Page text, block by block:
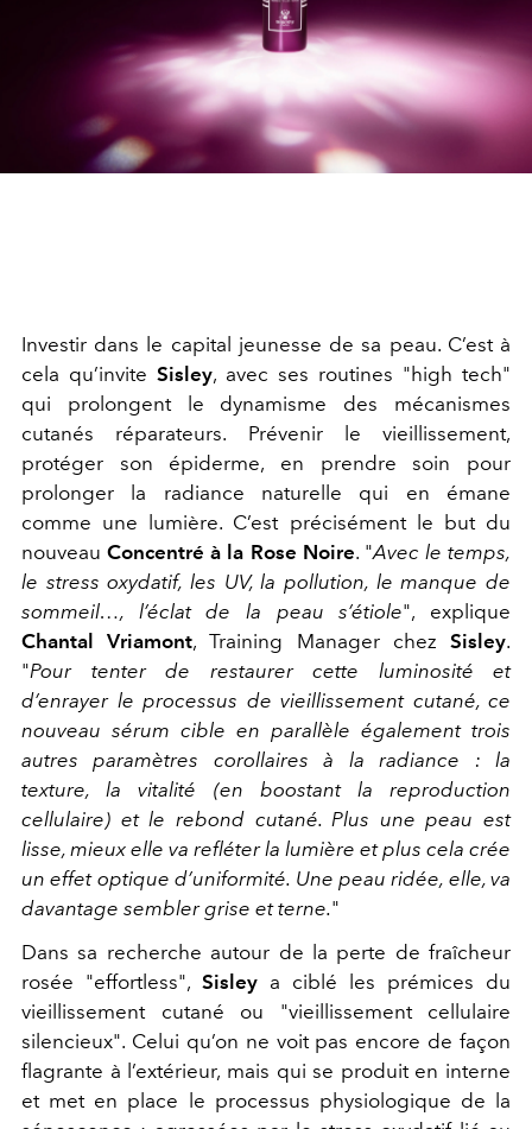
Investir dans le capital jeunesse de sa peau. C’est à
cela qu’invite Sisley, avec ses routines "high tech"
qui prolongent le dynamisme des mécanismes
cutanés réparateurs. Prévenir le vieillissement,
protéger son épiderme, en prendre soin pour
prolonger la radiance naturelle qui en émane
comme une lumière. C’est précisément le but du
nouveauConcentré à la Rose Noire. "Avec le temps,
le stress oxydatif, les UV, la pollution, le manque de
sommeil…, l’éclat de la peau s’étiole", explique
Chantal Vriamont, Training Manager chezSisley.
"Pour tenter de restaurer cette luminosité et
d’enrayer le processus de vieillissement cutané, ce
nouveau sérum cible en parallèle également trois
autres paramètres corollaires à la radiance : la
texture, la vitalité (en boostant la reproduction
cellulaire) et le rebond cutané. Plus une peau est
lisse, mieux elle va refléter la lumière et plus cela crée
un effet optique d’uniformité. Une peau ridée, elle, va
davantage sembler grise et terne."
Dans sa recherche autour de la perte de fraîcheur
rosée "effortless", Sisley a ciblé les prémices du
vieillissement cutané ou "vieillissement cellulaire
silencieux". Celui qu’on ne voit pas encore de façon
flagrante à l’extérieur, mais qui se produit en interne
et met en place le processus physiologique de la